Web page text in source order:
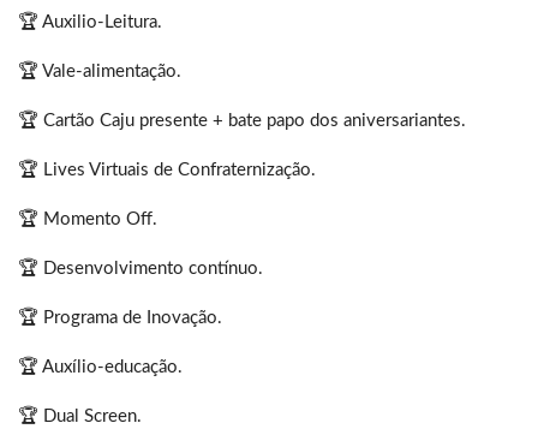
🏆 Auxilio-Leitura.
🏆 Vale-alimentação.
🏆 Cartão Caju presente + bate papo dos aniversariantes.
🏆 Lives Virtuais de Confraternização.
🏆 Momento Off.
🏆 Desenvolvimento contínuo.
🏆 Programa de Inovação.
🏆 Auxílio-educação.
🏆 Dual Screen.